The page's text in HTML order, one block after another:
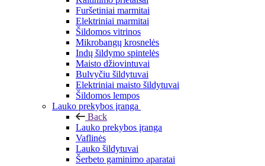
Furšetiniai marmitai
Elektriniai marmitai
Šildomos vitrinos
Mikrobangų krosnelės
Indų šildymo spintelės
Maisto džiovintuvai
Bulvyčiu šildytuvai
Elektriniai maisto šildytuvai
Šildomos lempos
Lauko prekybos įranga
Back
Lauko prekybos įranga
Vaflinės
Lauko šildytuvai
Šerbeto gaminimo aparatai